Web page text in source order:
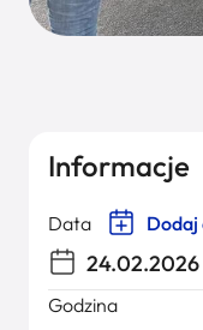
Informacje
Data Dodaj
24.02.2026
Godzina